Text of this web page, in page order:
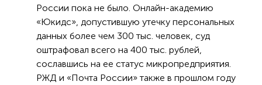
России пока не было. Онлайн-академию
«Юкидс», допустившую утечку персональных
данных более чем 300 тыс. человек, суд
оштрафовал всего на 400 тыс. рублей,
сославшись на ее статус микропредприятия.
РЖД и «Почта России» также в прошлом году